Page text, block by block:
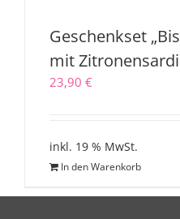
Geschenkset
mit
23,90 €
inkl. 19 % MwSt.
In den Warenkorb